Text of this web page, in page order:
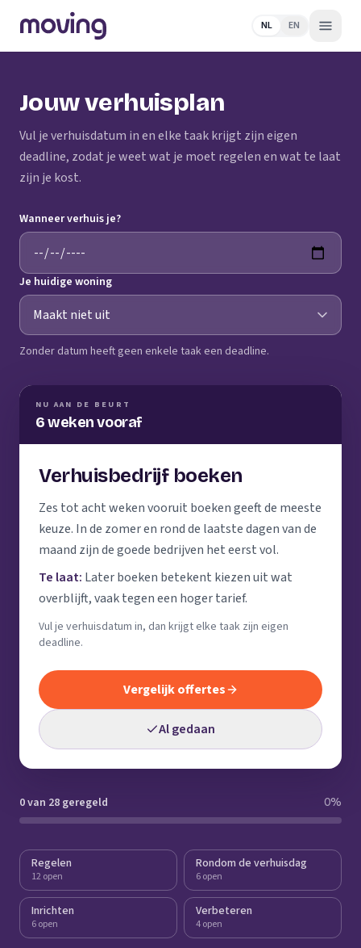
NL EN
Jouw verhuisplan
Vul je verhuisdatum in en elke taak krijgt zijn eigen
deadline, zodat je weet wat je moet regelen en wat te laat
zijn je kost.
Wanneer verhuis je?
Je huidige woning
Zonder datum heeft geen enkele taak een deadline.
NU AAN DE BEURT
6 weken vooraf
Verhuisbedrijf boeken
Zes tot acht weken vooruit boeken geeft de meeste
keuze. In de zomer en rond de laatste dagen van de
maand zijn de goede bedrijven het eerst vol.
Te laat: Later boeken betekent kiezen uit wat
overblijft, vaak tegen een hoger tarief.
Vul je verhuisdatum in, dan krijgt elke taak zijn eigen
deadline.
Vergelijk offertes
Al gedaan
0 van 28 geregeld 0%
Regelen
12 open
Rondom de verhuisdag
6 open
Inrichten
6 open
Verbeteren
4 open